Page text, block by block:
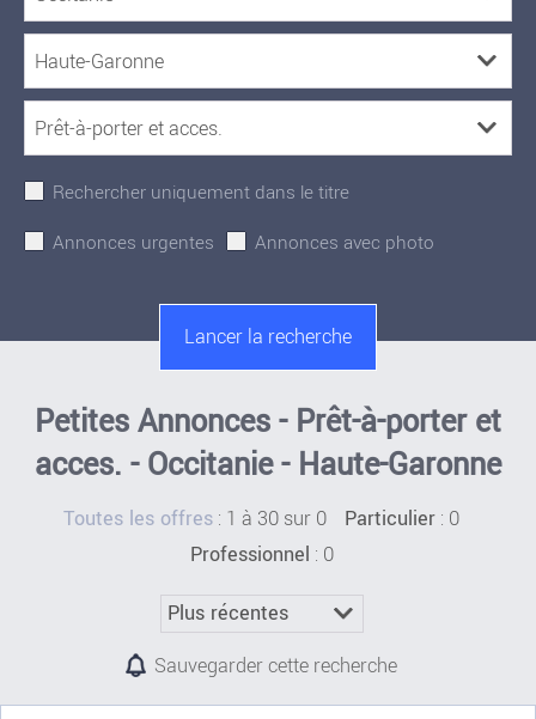
Rechercher uniquement dans le titre
Annonces urgentes
Annonces avec photo
Petites Annonces - Prêt-à-porter et
acces. - Occitanie - Haute-Garonne
Toutes les offres : 1 à 30 sur 0 Particulier : 0
Professionnel : 0
Sauvegarder cette recherche